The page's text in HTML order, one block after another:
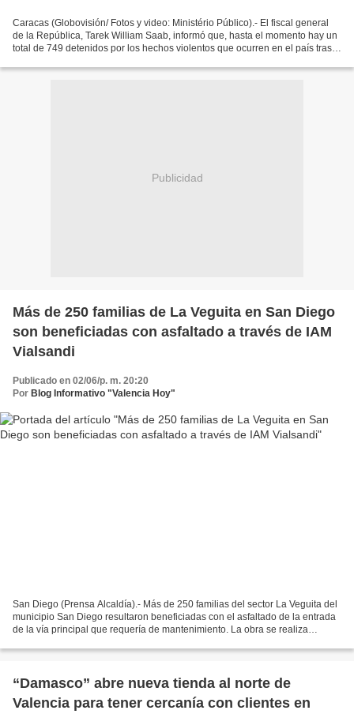
Caracas (Globovisión/ Fotos y video: Ministério Público).- El fiscal general
de la República, Tarek William Saab, informó que, hasta el momento hay un
total de 749 detenidos por los hechos violentos que ocurren en el país tras
Publicidad
Más de 250 familias de La Veguita en San Diego
son beneficiadas con asfaltado a través de IAM
Vialsandi
Publicado en 02/06/p. m. 20:20
Por Blog Informativo "Valencia Hoy"
San Diego (Prensa Alcaldía).- Más de 250 familias del sector La Veguita del
municipio San Diego resultaron beneficiadas con el asfaltado de la entrada
de la vía principal que requería de mantenimiento. La obra se realiza
“Damasco” abre nueva tienda al norte de
Valencia para tener cercanía con clientes en